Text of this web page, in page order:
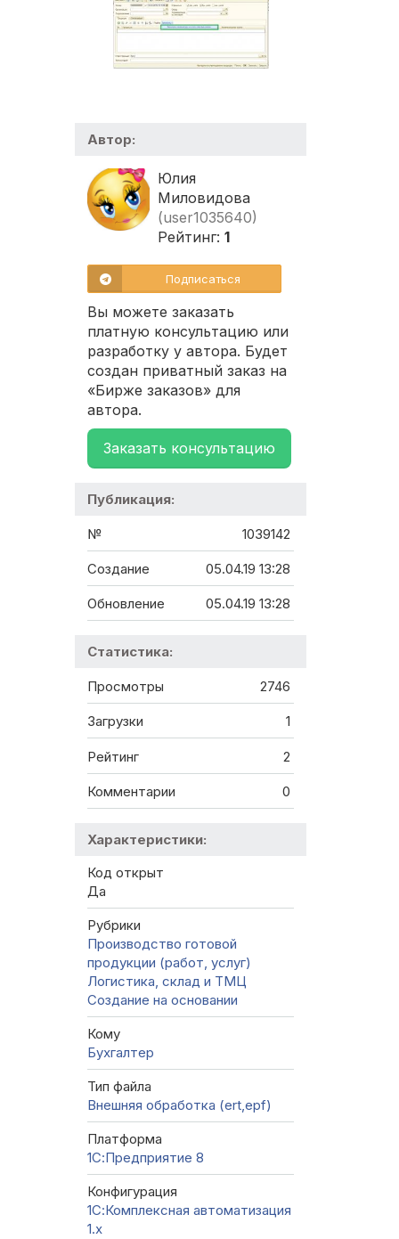
Автор:
Юлия
Миловидова
(user1035640)
Рейтинг: 1
Подписаться
Вы можете заказать
платную консультацию или
разработку у автора. Будет
создан приватный заказ на
«Бирже заказов» для
автора.
Заказать консультацию
Публикация:
№ 1039142
Создание 05.04.19 13:28
Обновление 05.04.19 13:28
Статистика:
Просмотры 2746
Загрузки 1
Рейтинг 2
Комментарии 0
Характеристики:
Код открыт
Да
Рубрики
Производство готовой
продукции (работ, услуг)
Логистика, склад и ТМЦ
Создание на основании
Кому
Бухгалтер
Тип файла
Внешняя обработка (ert,epf)
Платформа
1С:Предприятие 8
Конфигурация
1С:Комплексная автоматизация
1.х